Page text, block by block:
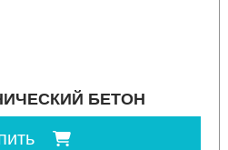
БЕТОН